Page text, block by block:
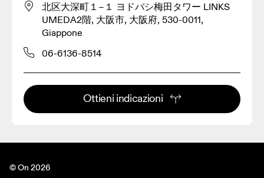
北区大深町１−１ ヨドバシ梅田タワー LINKS
UMEDA2階, 大阪市, 大阪府, 530-0011,
Giappone
06-6136-8514
Ottieni indicazioni
© On 2026